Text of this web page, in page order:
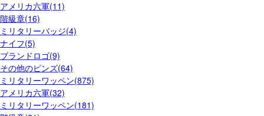
アメリカ六軍(11)
階級章(16)
ミリタリーバッジ(4)
ナイフ(5)
ブランドロゴ(9)
その他のピンズ(64)
ミリタリーワッペン(875)
アメリカ六軍(32)
ミリタリーワッペン(181)